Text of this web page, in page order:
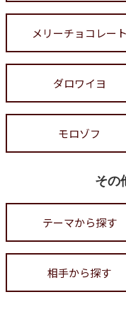
メリーチョコレート
ダロワイヨ
モロゾフ
その
テーマから探す
相手から探す